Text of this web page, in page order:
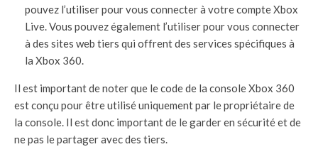
pouvez l’utiliser pour vous connecter à votre compte Xbox
Live. Vous pouvez également l’utiliser pour vous connecter
à des sites web tiers qui offrent des services spécifiques à
la Xbox 360.
Il est important de noter que le code de la console Xbox 360
est conçu pour être utilisé uniquement par le propriétaire de
la console. Il est donc important de le garder en sécurité et de
ne pas le partager avec des tiers.